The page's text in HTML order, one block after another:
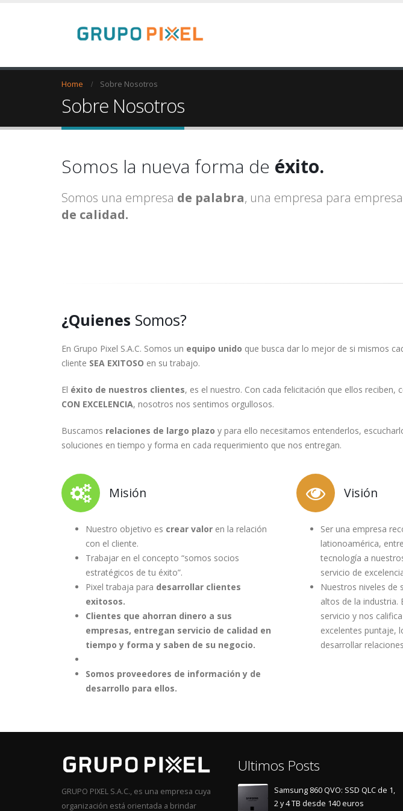
Home Sobre Nosotros
Sobre Nosotros
Somos la nueva forma de éxito.
progreso.
Somos una empresa de palabra, una empresa para
de calidad.
¿Quienes Somos?
En Grupo Pixel S.A.C. Somos un equipo unido que busca dar lo mejor de si mismos
cliente SEA EXITOSO en su trabajo.
El éxito de nuestros clientes, es el nuestro. Con cada felicitación que ellos reciben,
CON EXCELENCIA, nosotros nos sentimos orgullosos.
Buscamos relaciones de largo plazo y para ello necesitamos entenderlos,
soluciones en tiempo y forma en cada requerimiento que nos entregan.
Misión
Nuestro objetivo es crear valor en la relación
con el cliente.
Trabajar en el concepto “somos socios
estratégicos de tu éxito”.
Pixel trabaja para desarrollar clientes
exitosos.
Clientes que ahorran dinero a sus
empresas, entregan servicio de calidad en
tiempo y forma y saben de su negocio.
Somos proveedores de información y de
desarrollo para ellos.
Visión
Ser una empresa
lationoamérica,
tecnología a
servicio de
Nuestros niveles de
altos de la industria.
servicio y nos
excelentes puntaje,
desarrollar
GRUPO PIXEL S.A.C., es una empresa cuya
organización está orientada a brindar
Ultimos Posts
Samsung 860 QVO: SSD QLC de 1,
2 y 4 TB desde 140 euros